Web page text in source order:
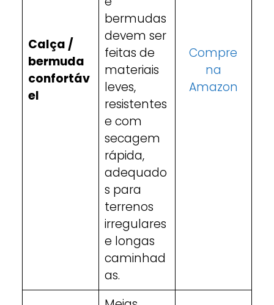
Calça /
bermuda
confortáv
el
bermudas
devem ser
feitas de
materiais
leves,
resistentes
e com
secagem
rápida,
adequado
s para
terrenos
irregulares
e longas
caminhad
as.
Compre
na
Amazon